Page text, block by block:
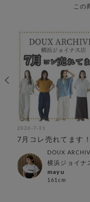
この
2026-7-31
7月コレ売れてます！
DOUX
横浜ジョイナ
mayu
161cm